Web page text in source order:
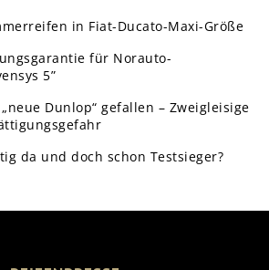
in Fiat-Ducato-Maxi-Größe
für Norauto-
5”
Dunlop“ gefallen – Zweigleisige
da und doch schon Testsieger?